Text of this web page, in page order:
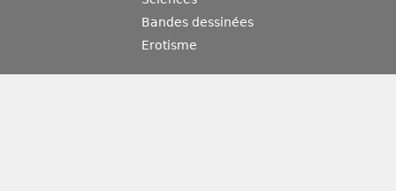
Bandes dessinées
Erotisme